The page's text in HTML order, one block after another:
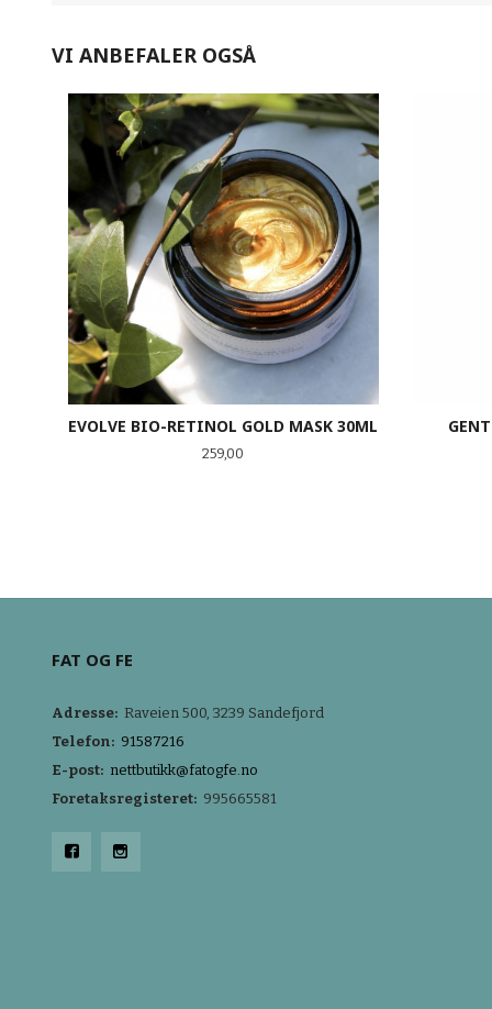
VI ANBEFALER OGSÅ
EVOLVE BIO-RETINOL GOLD MASK 30ML
Pris
259,00
FAT OG FE
Adresse: Raveien 500, 3239 Sandefjord
Telefon: 91587216
E-post: nettbutikk@fatogfe.no
Foretaksregisteret: 995665581